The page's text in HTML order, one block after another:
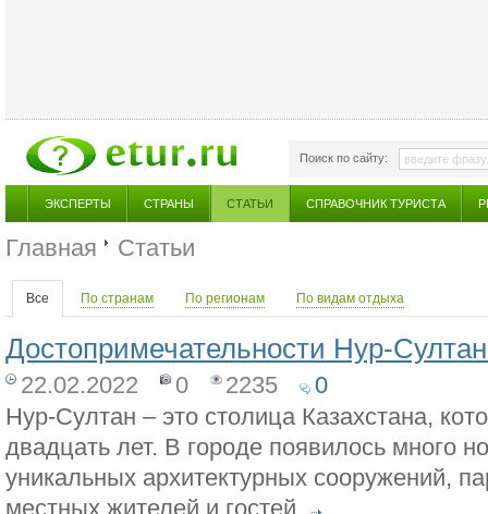
Поиск по сайту:
ЭКСПЕРТЫ СТРАНЫ СТАТЬИ СПРАВОЧНИК ТУРИСТА
Главная Статьи
Все По странам По регионам По видам отдыха
Достопримечательности Нур-
22.02.2022 0 2235
0
Нур-Султан – это столица Казахстана,
двадцать лет. В городе появилось много
уникальных архитектурных сооружений,
местных жителей и гостей.